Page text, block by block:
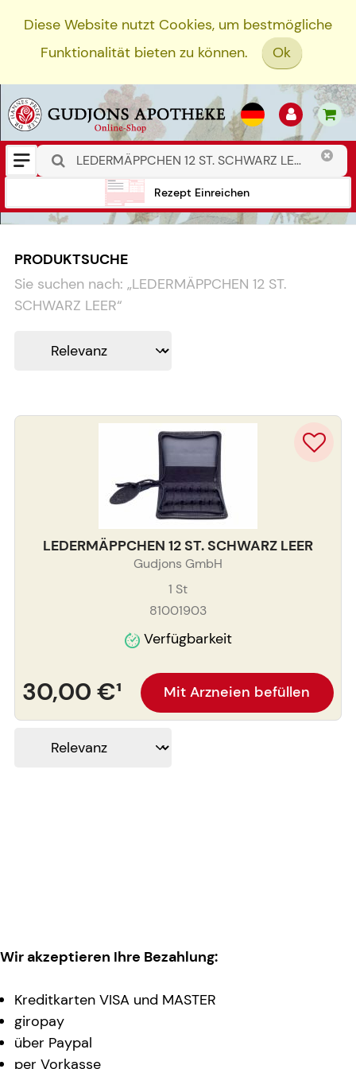
Diese Website nutzt Cookies, um bestmögliche
Funktionalität bieten zu können.
Ok
Rezept Einreichen
PRODUKTSUCHE
Sie suchen nach: „LEDERMÄPPCHEN 12 ST.
SCHWARZ LEER“
LEDERMÄPPCHEN 12 ST. SCHWARZ LEER
Gudjons GmbH
1 St
81001903
Verfügbarkeit
30,00 €¹ Mit Arzneien befüllen
Wir akzeptieren Ihre Bezahlung:
Kreditkarten VISA und MASTER
giropay
über Paypal
per Vorkasse